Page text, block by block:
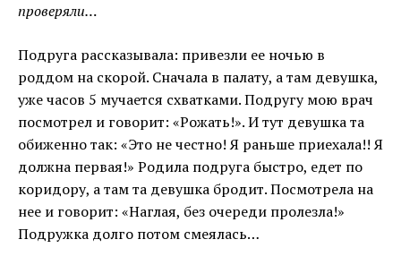
проверяли…
Подруга рассказывала: привезли ее ночью в
роддом на скорой. Сначала в палату, а там девушка,
уже часов 5 мучается схватками. Подругу мою врач
посмотрел и говорит: «Рожать!». И тут девушка та
обиженно так: «Это не честно! Я раньше приехала!! Я
должна первая!» Родила подруга быстро, едет по
коридору, а там та девушка бродит. Посмотрела на
нее и говорит: «Наглая, без очереди пролезла!»
Подружка долго потом смеялась…